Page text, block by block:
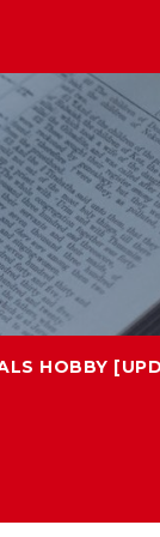
HOBBY